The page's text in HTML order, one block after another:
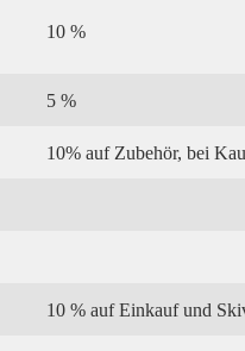
10 %
5 %
10% auf Zubehör, bei
10 % auf Einkauf und